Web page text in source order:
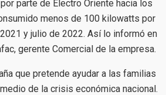
parte de Electro Oriente hacia los
menos de 100 kilowatts por
y julio de 2022. Así lo informó en
gerente Comercial de la empresa.
que pretende ayudar a las familias
de la crisis económica nacional.